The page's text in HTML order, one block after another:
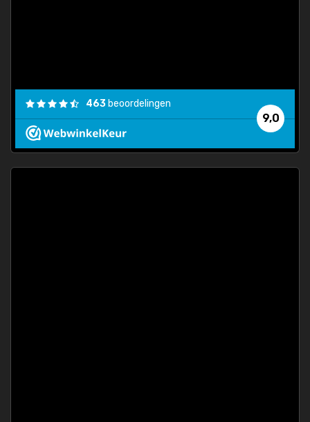
9,0
463 beoordelingen